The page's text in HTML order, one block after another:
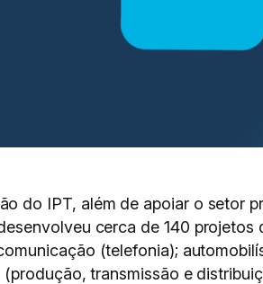
do IPT, além de apoiar o setor
cerca de 140
(telefonia);
transmissão e